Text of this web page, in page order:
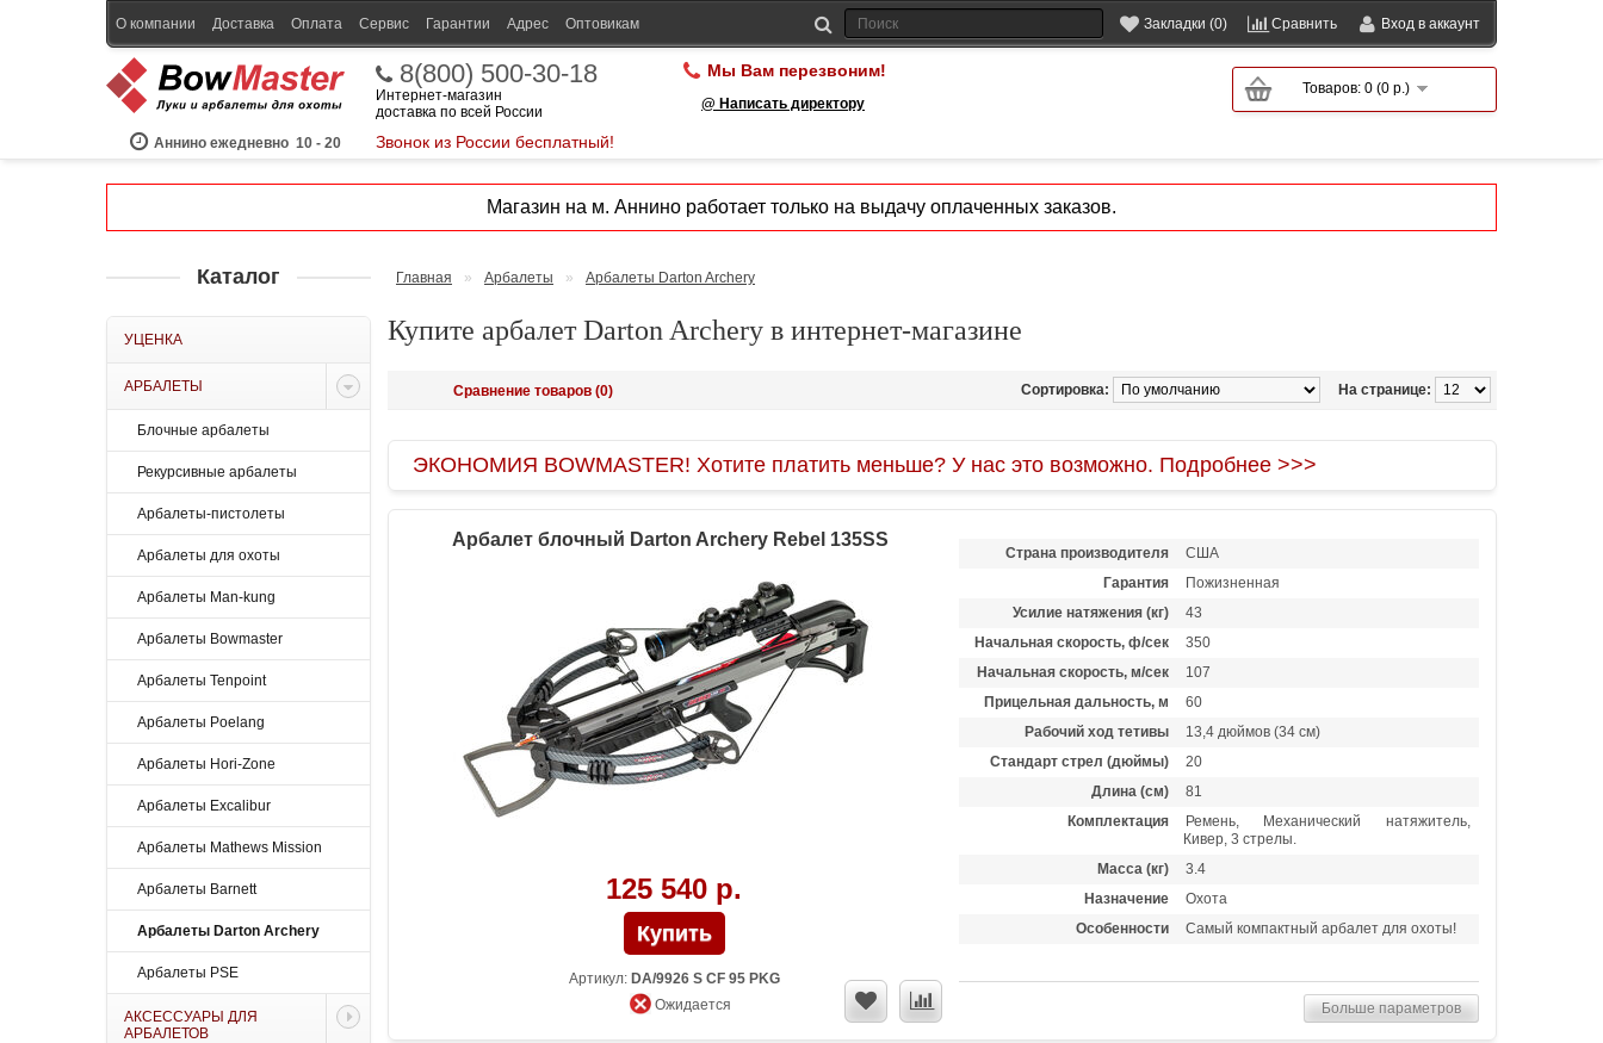
Закладки (0) Сравнить Вход в аккаунт
О компании Доставка Оплата Сервис Гарантии Адрес Оптовикам
Аннино ежедневно 10 - 20
8(800) 500-30-18
Интернет-магазин
доставка по всей России
Звонок из России бесплатный!
Мы Вам перезвоним!
@ Написать директору
Товаров: 0 (0 р.)
Магазин на м. Аннино работает только на выдачу оплаченных заказов.
Каталог
УЦЕНКА
АРБАЛЕТЫ
Блочные арбалеты
Рекурсивные арбалеты
Арбалеты-пистолеты
Арбалеты для охоты
Арбалеты Man-kung
Арбалеты Bowmaster
Арбалеты Tenpoint
Арбалеты Poelang
Арбалеты Hori-Zone
Арбалеты Excalibur
Арбалеты Mathews Mission
Арбалеты Barnett
Арбалеты Darton Archery
Арбалеты PSE
АКСЕССУАРЫ ДЛЯ
АРБАЛЕТОВ
Главная » Арбалеты » Арбалеты Darton Archery
Купите арбалет Darton Archery в интернет-магазине
На странице:
Сравнение товаров (0) Сортировка:
ЭКОНОМИЯ BOWMASTER! Хотите платить меньше? У нас это возможно. Подробнее >>>
Арбалет блочный Darton Archery Rebel 135SS
125 540 р.
Артикул: DA/9926 S CF 95 PKG
Ожидается
Страна производителя
США
Гарантия
Пожизненная
Усилие натяжения (кг)
43
Начальная скорость, ф/сек
350
Начальная скорость, м/сек
107
Прицельная дальность, м
60
Рабочий ход тетивы
13,4 дюймов (34 см)
Стандарт стрел (дюймы)
20
Длина (см)
81
Комплектация
Ремень, Механический натяжитель,
Кивер, 3 стрелы.
Масса (кг)
3.4
Назначение
Охота
Особенности
Самый компактный арбалет для охоты!
Больше параметров